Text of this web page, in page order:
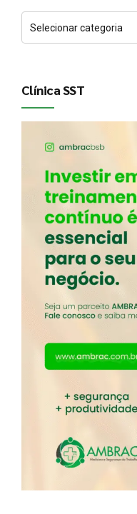
Clínica SST